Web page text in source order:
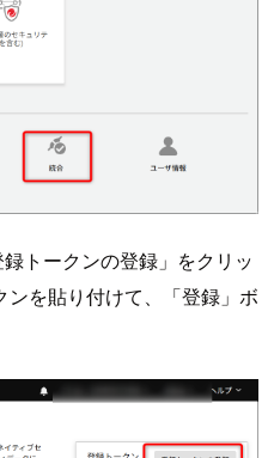
トークンの登録」をクリッ
を貼り付けて、「登録」ボ